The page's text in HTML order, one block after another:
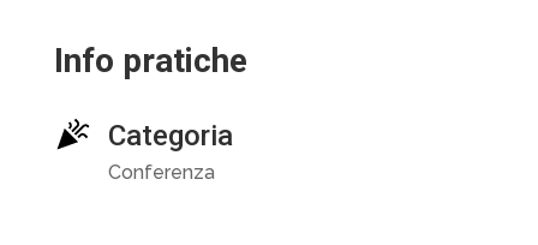
Info pratiche
Categoria
Conferenza